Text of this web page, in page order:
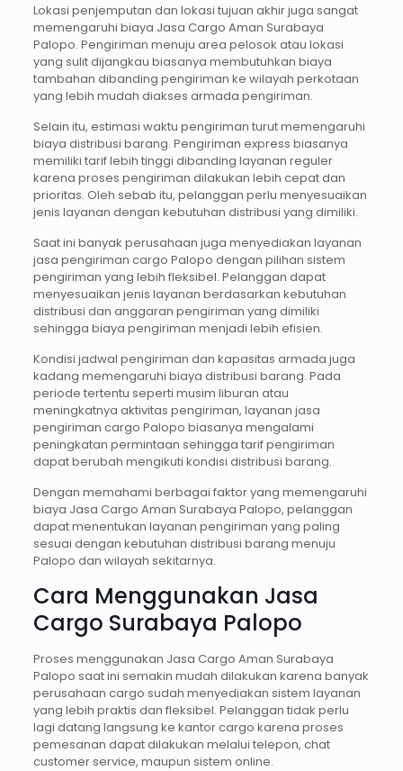
Lokasi penjemputan dan lokasi tujuan akhir juga sangat
memengaruhi biaya Jasa Cargo Aman Surabaya
Palopo. Pengiriman menuju area pelosok atau lokasi
yang sulit dijangkau biasanya membutuhkan biaya
tambahan dibanding pengiriman ke wilayah perkotaan
yang lebih mudah diakses armada pengiriman.
Selain itu, estimasi waktu pengiriman turut memengaruhi
biaya distribusi barang. Pengiriman express biasanya
memiliki tarif lebih tinggi dibanding layanan reguler
karena proses pengiriman dilakukan lebih cepat dan
prioritas. Oleh sebab itu, pelanggan perlu menyesuaikan
jenis layanan dengan kebutuhan distribusi yang dimiliki.
Saat ini banyak perusahaan juga menyediakan layanan
jasa pengiriman cargo Palopo dengan pilihan sistem
pengiriman yang lebih fleksibel. Pelanggan dapat
menyesuaikan jenis layanan berdasarkan kebutuhan
distribusi dan anggaran pengiriman yang dimiliki
sehingga biaya pengiriman menjadi lebih efisien.
Kondisi jadwal pengiriman dan kapasitas armada juga
kadang memengaruhi biaya distribusi barang. Pada
periode tertentu seperti musim liburan atau
meningkatnya aktivitas pengiriman, layanan jasa
pengiriman cargo Palopo biasanya mengalami
peningkatan permintaan sehingga tarif pengiriman
dapat berubah mengikuti kondisi distribusi barang.
Dengan memahami berbagai faktor yang memengaruhi
biaya Jasa Cargo Aman Surabaya Palopo, pelanggan
dapat menentukan layanan pengiriman yang paling
sesuai dengan kebutuhan distribusi barang menuju
Palopo dan wilayah sekitarnya.
Cara Menggunakan Jasa
Cargo Surabaya Palopo
Proses menggunakan Jasa Cargo Aman Surabaya
Palopo saat ini semakin mudah dilakukan karena banyak
perusahaan cargo sudah menyediakan sistem layanan
yang lebih praktis dan fleksibel. Pelanggan tidak perlu
lagi datang langsung ke kantor cargo karena proses
pemesanan dapat dilakukan melalui telepon, chat
customer service, maupun sistem online.